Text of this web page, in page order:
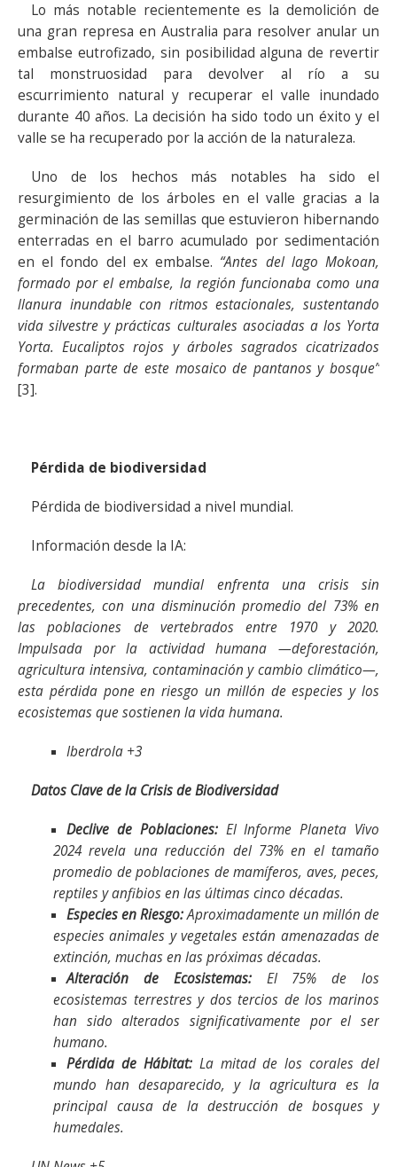
Lo más notable recientemente es la demolición de
una gran represa en Australia para resolver anular un
embalse eutrofizado, sin posibilidad alguna de revertir
tal monstruosidad para devolver al río a su
escurrimiento natural y recuperar el valle inundado
durante 40 años. La decisión ha sido todo un éxito y el
valle se ha recuperado por la acción de la naturaleza.
Uno de los hechos más notables ha sido el
resurgimiento de los árboles en el valle gracias a la
germinación de las semillas que estuvieron hibernando
enterradas en el barro acumulado por sedimentación
en el fondo del ex embalse. “Antes del lago Mokoan,
formado por el embalse, la región funcionaba como una
llanura inundable con ritmos estacionales, sustentando
vida silvestre y prácticas culturales asociadas a los Yorta
Yorta. Eucaliptos rojos y árboles sagrados cicatrizados
formaban parte de este mosaico de pantanos y bosque”
[3].
Pérdida de biodiversidad
Pérdida de biodiversidad a nivel mundial.
Información desde la IA:
La biodiversidad mundial enfrenta una crisis sin
precedentes, con una disminución promedio del 73% en
las poblaciones de vertebrados entre 1970 y 2020.
Impulsada por la actividad humana —deforestación,
agricultura intensiva, contaminación y cambio climático—,
esta pérdida pone en riesgo un millón de especies y los
ecosistemas que sostienen la vida humana.
Iberdrola +3
Datos Clave de la Crisis de Biodiversidad
Declive de Poblaciones:El Informe Planeta Vivo
2024 revela una reducción del 73% en el tamaño
promedio de poblaciones de mamíferos, aves, peces,
reptiles y anfibios en las últimas cinco décadas.
Especies en Riesgo:Aproximadamente un millón de
especies animales y vegetales están amenazadas de
extinción, muchas en las próximas décadas.
Alteración de Ecosistemas:El 75% de los
ecosistemas terrestres y dos tercios de los marinos
han sido alterados significativamente por el ser
humano.
Pérdida de Hábitat:La mitad de los corales del
mundo han desaparecido, y la agricultura es la
principal causa de la destrucción de bosques y
humedales.